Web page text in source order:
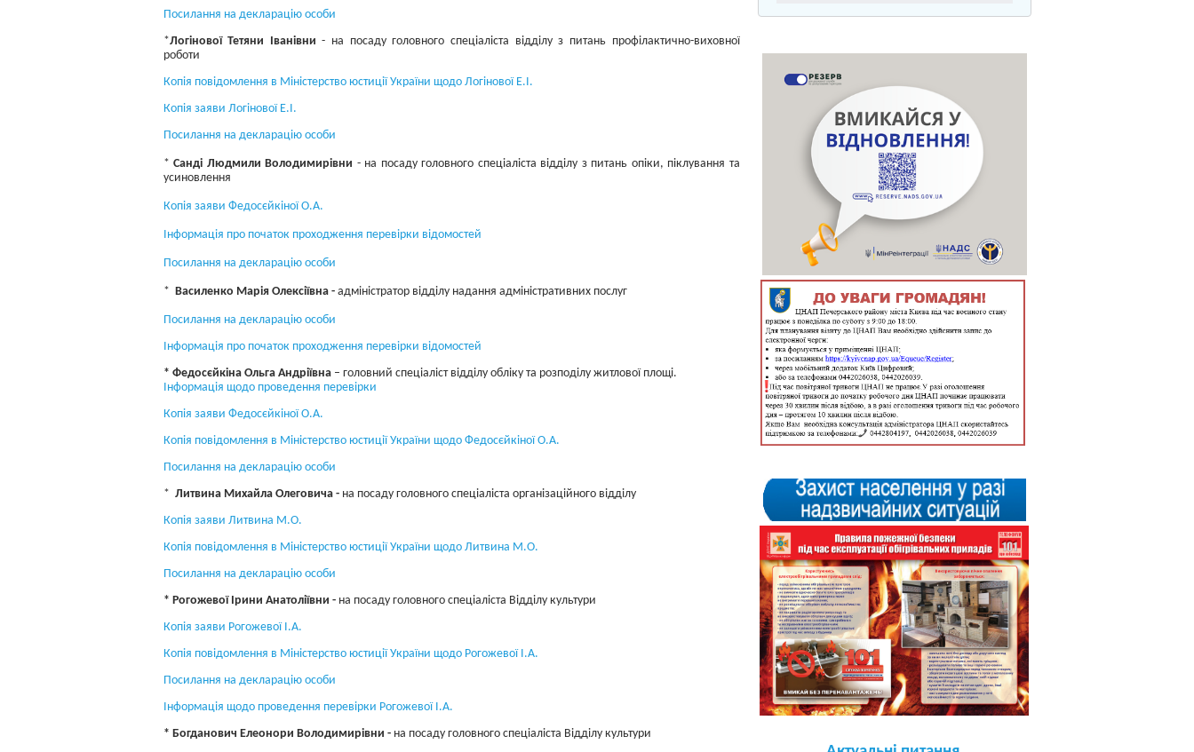
Посилання на декларацію особи
*Логінової Тетяни Іванівни - на посаду головного спеціаліста відділу з питань профілактично-виховної
роботи
Копія повідомлення в Міністерство юстиції України щодо Логінової Е.І.
Копія заяви Логінової Е.І.
Посилання на декларацію особи
* Санді Людмили Володимирівни - на посаду головного спеціаліста відділу з питань опіки, піклування та
усиновлення
Копія заяви Федосєйкіної О.А.
Інформація про початок проходження перевірки відомостей
Посилання на декларацію особи
* Василенко Марія Олексіївна - адміністратор відділу надання адміністративних послуг
Посилання на декларацію особи
Інформація про початок проходження перевірки відомостей
* Федосєйкіна Ольга Андріївна– головний спеціаліст відділу обліку та розподілу житлової площі.
Інформація щодо проведення перевірки
Копія заяви Федосєйкіної О.А.
Копія повідомлення в Міністерство юстиції України щодо Федосєйкіної О.А.
Посилання на декларацію особи
* Литвина Михайла Олеговича - на посаду головного спеціаліста організаційного відділу
Копія заяви Литвина М.О.
Копія повідомлення в Міністерство юстиції України щодо Литвина М.О.
Посилання на декларацію особи
* Рогожевої Ірини Анатоліївни - на посаду головного спеціаліста Відділу культури
Копія заяви Рогожевої І.А.
Копія повідомлення в Міністерство юстиції України щодо Рогожевої І.А.
Посилання на декларацію особи
Інформація щодо проведення перевірки Рогожевої І.А.
* Богданович Елеонори Володимирівни -на посаду головного спеціаліста Відділу культури